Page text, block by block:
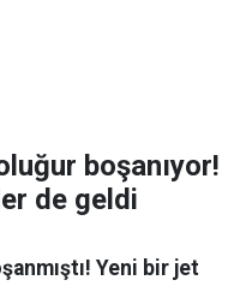
boşanıyor!
de geldi
Yeni bir jet